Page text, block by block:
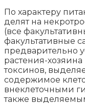
По характеру
делят на
(все
факультативные
предварительно
растения-
токсинов,
содержимое
внеклеточными
также